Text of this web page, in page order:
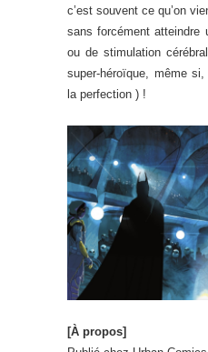
c’est souvent ce qu’on
sans forcément atteindre
ou de stimulation
super-héroïque, même
la perfection ) !
[À propos]